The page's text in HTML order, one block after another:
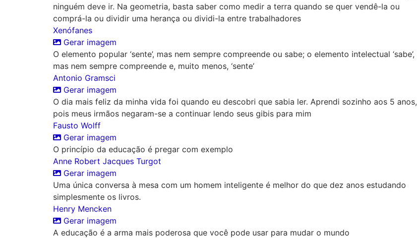
ninguém deve ir. Na geometria, basta saber como medir a terra quando se quer vendê-la ou
comprá-la ou dividir uma herança ou dividi-la entre trabalhadores
Xenófanes
Gerar imagem
O elemento popular ‘sente’, mas nem sempre compreende ou sabe; o elemento intelectual ‘sabe’,
mas nem sempre compreende e, muito menos, ‘sente’
Antonio Gramsci
Gerar imagem
O dia mais feliz da minha vida foi quando eu descobri que sabia ler. Aprendi sozinho aos 5 anos,
pois meus irmãos negaram-se a continuar lendo seus gibis para mim
Fausto Wolff
Gerar imagem
O princípio da educação é pregar com exemplo
Anne Robert Jacques Turgot
Gerar imagem
Uma única conversa à mesa com um homem inteligente é melhor do que dez anos estudando
simplesmente os livros.
Henry Mencken
Gerar imagem
A educação é a arma mais poderosa que você pode usar para mudar o mundo